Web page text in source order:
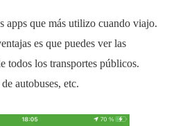
apps que más utilizo cuando viajo.
es que puedes ver las
todos los transportes públicos.
autobuses, etc.